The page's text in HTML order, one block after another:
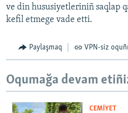
ve din hususiyetleriniñ saqlap
kefil etmege vade etti.
Paylaşmaq VPN-siz
Oqumağa devam
CEMİYET